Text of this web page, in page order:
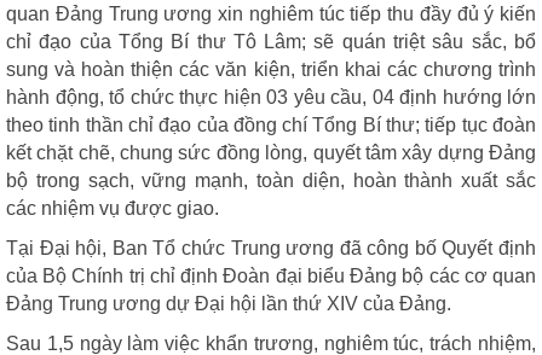
quan Đảng Trung ương xin nghiêm túc tiếp thu đầy đủ ý kiến
chỉ đạo của Tổng Bí thư Tô Lâm; sẽ quán triệt sâu sắc, bổ
sung và hoàn thiện các văn kiện, triển khai các chương trình
hành động, tổ chức thực hiện 03 yêu cầu, 04 định hướng lớn
theo tinh thần chỉ đạo của đồng chí Tổng Bí thư; tiếp tục đoàn
kết chặt chẽ, chung sức đồng lòng, quyết tâm xây dựng Đảng
bộ trong sạch, vững mạnh, toàn diện, hoàn thành xuất sắc
các nhiệm vụ được giao.
Tại Đại hội, Ban Tổ chức Trung ương đã công bố Quyết định
của Bộ Chính trị chỉ định Đoàn đại biểu Đảng bộ các cơ quan
Đảng Trung ương dự Đại hội lần thứ XIV của Đảng.
Sau 1,5 ngày làm việc khẩn trương, nghiêm túc, trách nhiệm,